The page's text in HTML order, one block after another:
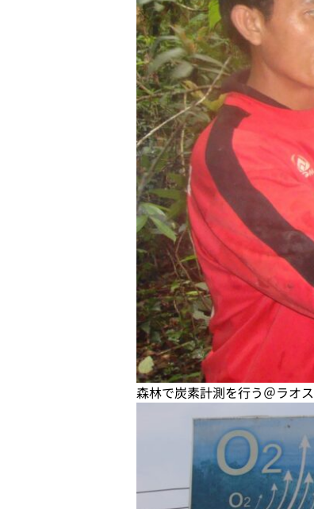
森林で炭素計測を行う＠ラオス